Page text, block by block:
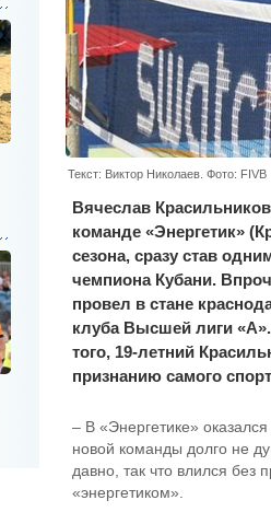
Текст: Виктор Николаев. Фото: FIVB
Вячеслав
команде «Энергетик»
сезона, сразу став
чемпиона Кубани.
провел в стане
клуба Высшей лиги
того, 19-летний
признанию самого
– В «Энергетике»
новой команды долго не
давно, так что влился
«энергетиком».